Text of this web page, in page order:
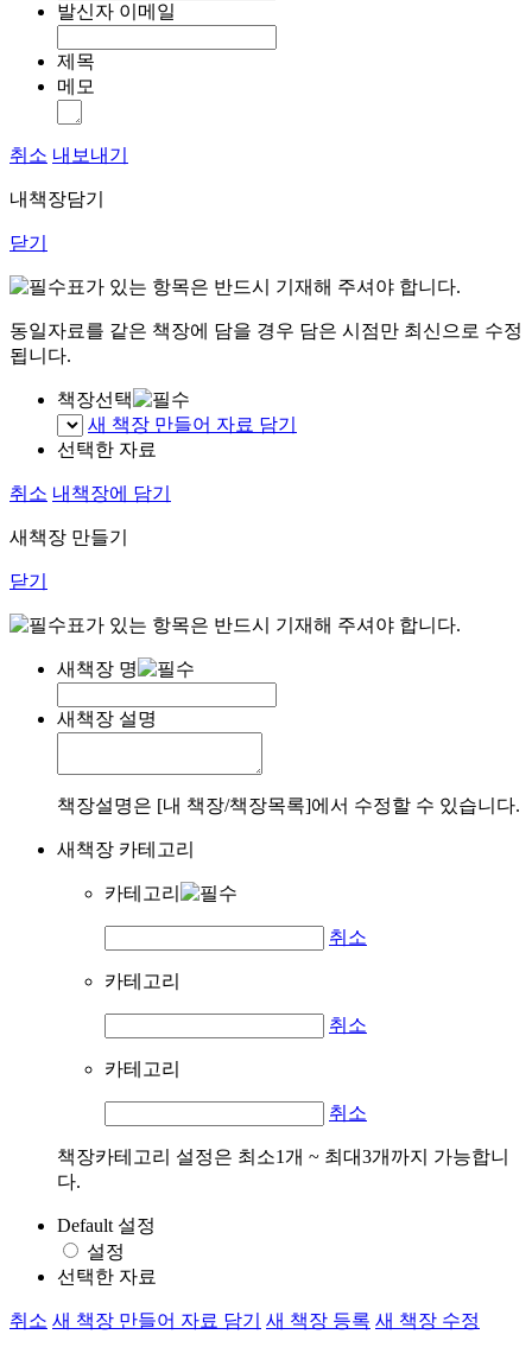
발신자 이메일
제목
메모
취소 내보내기
내책장담기
닫기
표가 있는 항목은 반드시 기재해 주셔야 합니다.
동일자료를 같은 책장에 담을 경우 담은 시점만 최신으로 수정
됩니다.
책장선택
새 책장 만들어 자료 담기
선택한 자료
취소 내책장에 담기
새책장 만들기
닫기
표가 있는 항목은 반드시 기재해 주셔야 합니다.
새책장 명
새책장 설명
책장설명은 [내 책장/책장목록]에서 수정할 수 있습니다.
새책장 카테고리
카테고리
취소
카테고리
취소
카테고리
취소
책장카테고리 설정은 최소1개 ~ 최대3개까지 가능합니
다.
Default 설정
설정
선택한 자료
취소 새 책장 만들어 자료 담기 새 책장 등록 새 책장 수정